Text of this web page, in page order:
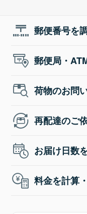
郵便番号を
郵便局・
荷物のお問
再配達のご
お届け日数
料金を計算